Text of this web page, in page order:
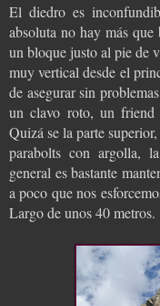
El diedro es
absoluta no hay más que
un bloque justo al pie de
muy vertical desde el
de asegurar sin
un clavo roto, un
Quizá se la parte
parabolts con argolla,
general es bastante
a poco que nos
Largo de unos 40 metros.